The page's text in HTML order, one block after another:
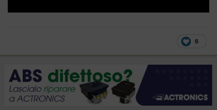
6